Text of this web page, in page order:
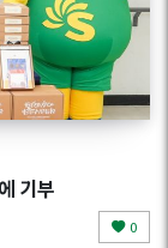
기부
0